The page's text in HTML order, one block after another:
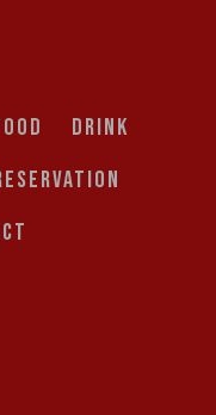
DRINK